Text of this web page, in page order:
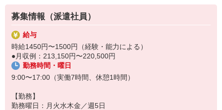
☆調整や交渉の業務な無し！
募集情報（派遣社員）
給与
時給1450円〜1500円（経験・能力による）
●月収例：213,150円〜220,500円
勤務時間・曜日
9:00〜17:00（実働7時間、休憩1時間）
【勤務】
勤務曜日：月火水木金／週5日